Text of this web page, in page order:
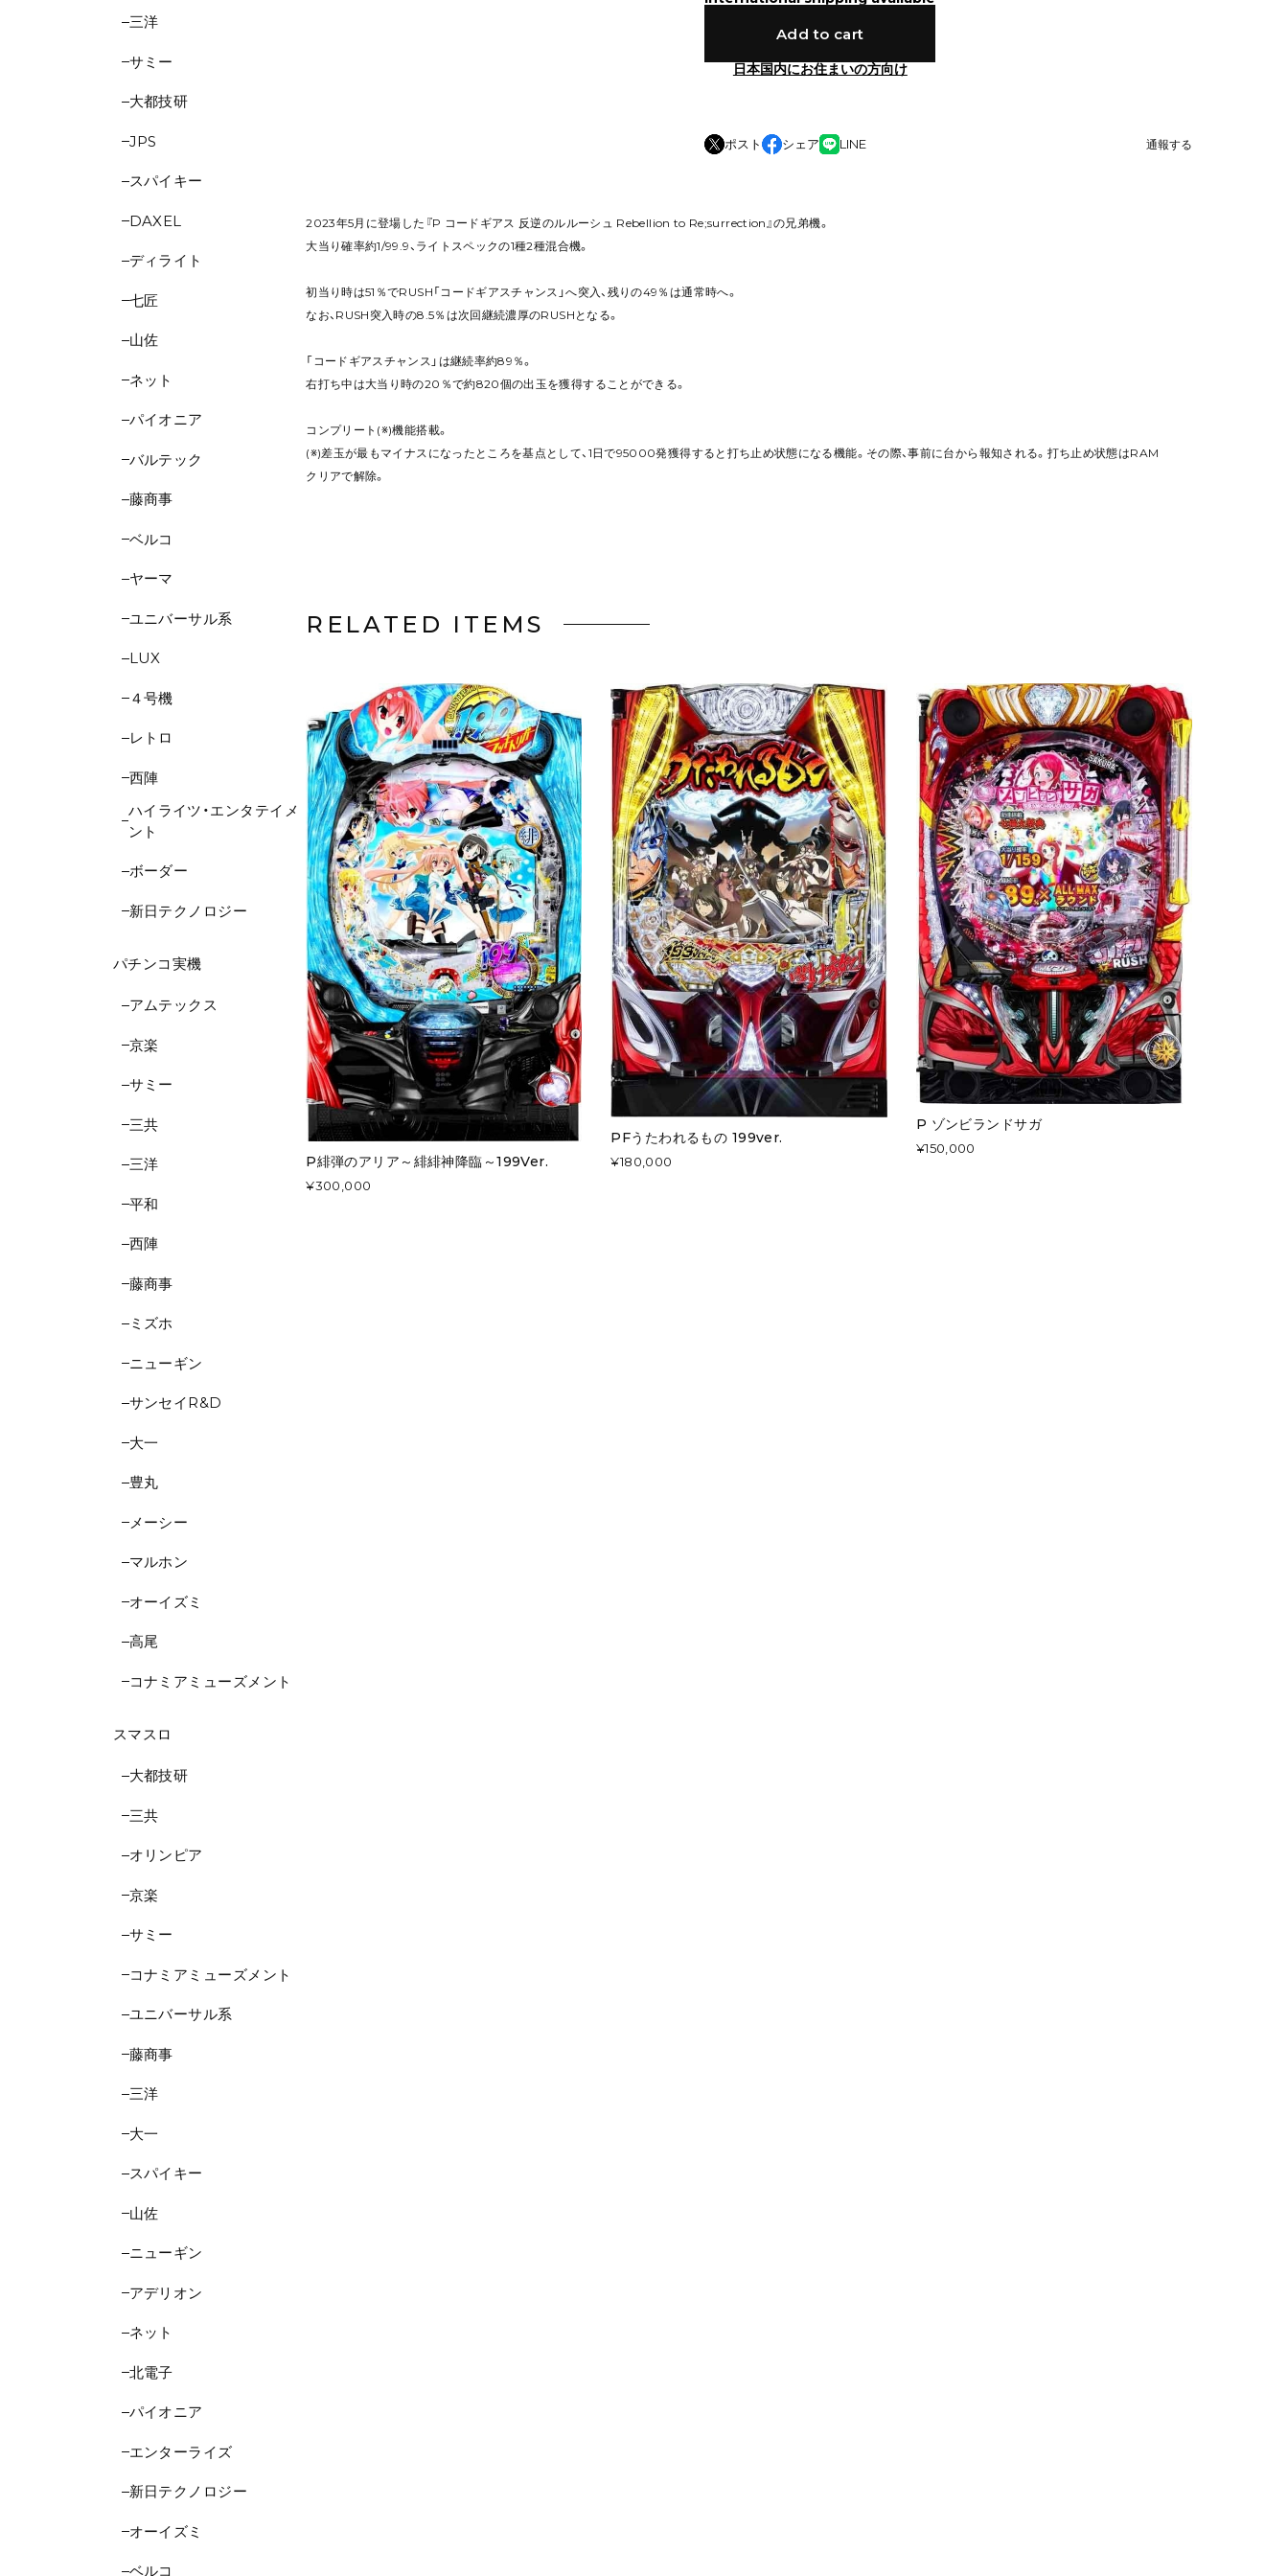
三洋
サミー
大都技研
JPS
スパイキー
DAXEL
ディライト
七匠
山佐
ネット
パイオニア
バルテック
藤商事
ベルコ
ヤーマ
ユニバーサル系
LUX
４号機
レトロ
西陣
ハイライツ・エンタテイメ
ント
ボーダー
新日テクノロジー
パチンコ実機
アムテックス
京楽
サミー
三共
三洋
平和
西陣
藤商事
ミズホ
ニューギン
サンセイR&D
大一
豊丸
メーシー
マルホン
オーイズミ
高尾
コナミアミューズメント
スマスロ
大都技研
三共
オリンピア
京楽
サミー
コナミアミューズメント
ユニバーサル系
藤商事
三洋
大一
スパイキー
山佐
ニューギン
アデリオン
ネット
北電子
パイオニア
エンターライズ
新日テクノロジー
オーイズミ
ベルコ
Add to cart
日本国内にお住まいの方向け
ポスト シェア LINE 通報する
2023年5月に登場した『P コードギアス 反逆のルルーシュ Rebellion to Re;surrection』の兄弟機。
大当り確率約1/99.9、ライトスペックの1種2種混合機。
初当り時は51％でRUSH「コードギアスチャンス」へ突入、残りの49％は通常時へ。
なお、RUSH突入時の8.5％は次回継続濃厚のRUSHとなる。
「コードギアスチャンス」は継続率約89％。
右打ち中は大当り時の20％で約820個の出玉を獲得することができる。
コンプリート(※)機能搭載。
(※)差玉が最もマイナスになったところを基点として、1日で95000発獲得すると打ち止め状態になる機能。その際、事前に台から報知される。打ち止め状態はRAM
クリアで解除。
RELATED ITEMS
P緋弾のアリア～緋緋神降臨～199Ver.
¥300,000
PFうたわれるもの 199ver.
¥180,000
P ゾンビランドサガ
¥150,000